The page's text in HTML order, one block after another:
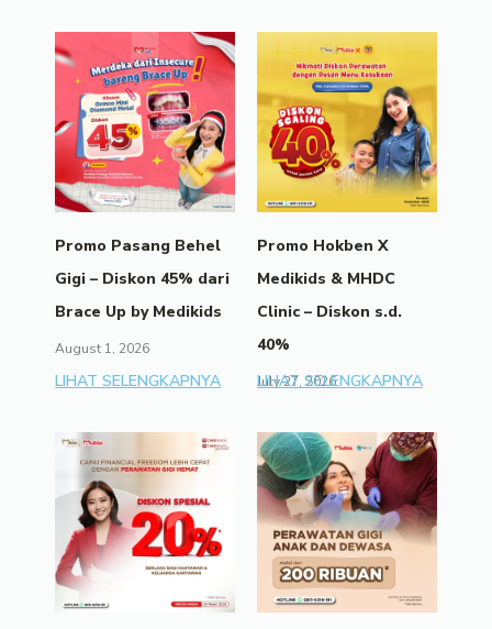
Promo Pasang Behel
Gigi – Diskon 45% dari
Brace Up by Medikids
August 1, 2026
LIHAT SELENGKAPNYA
Promo Hokben X
Medikids & MHDC
Clinic – Diskon s.d.
40%
July 27, 2026
LIHAT SELENGKAPNYA